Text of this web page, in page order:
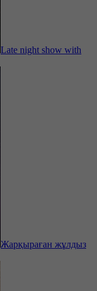
Late night show with
Жарқыраған жұлдыз